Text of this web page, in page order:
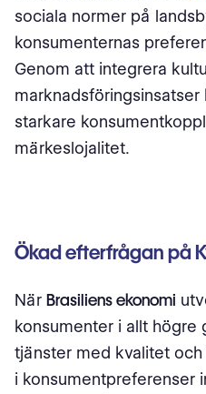
sociala normer på
konsumenternas
Genom att integrera
starkare
märkeslojalitet.
Ökad efterfrågan på
När Brasiliens ekonomi
konsumenter i allt högre
tjänster med kvalitet
i konsumentpreferenser